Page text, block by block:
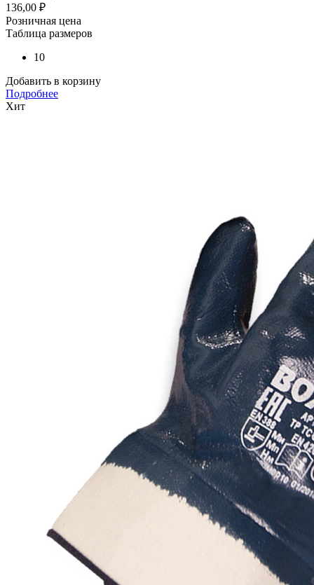
136,00 ₽
Розничная цена
Таблица размеров
10
Добавить в корзину
Подробнее
Хит